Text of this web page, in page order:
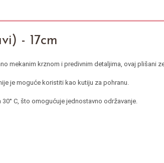
- 17cm
mekanim krznom i predivnim detaljima, ovaj plišani
je moguće koristiti kao kutiju za pohranu.
C, što omogućuje jednostavno održavanje.